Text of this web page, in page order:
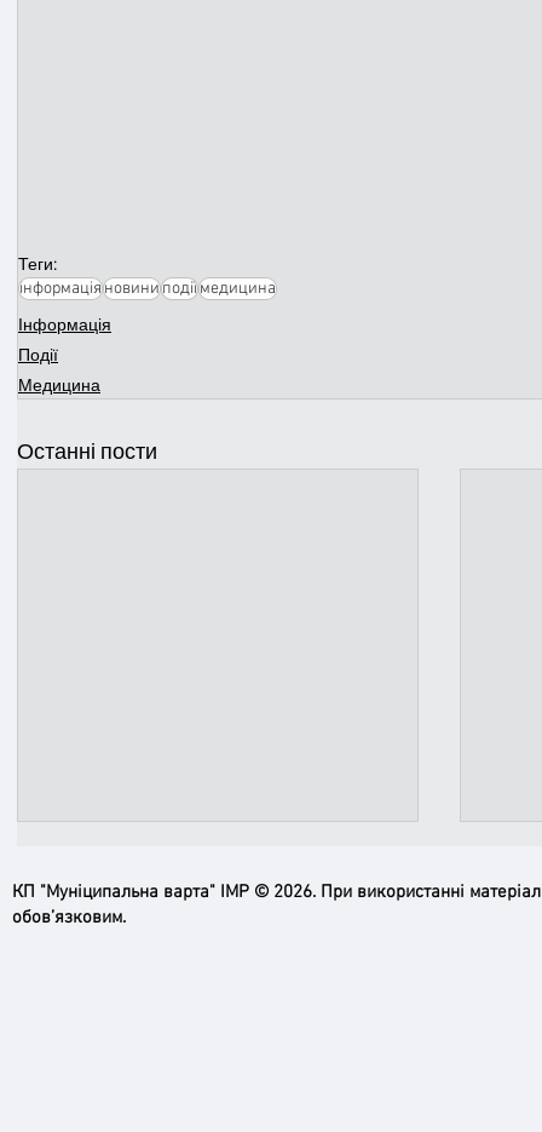
Теги:
інформаціяновиниподіїмедицина
Інформація
Події
Медицина
Останні пости
КП "Муніципальна варта" ІМР © 2026. При використанні
обов’язковим.